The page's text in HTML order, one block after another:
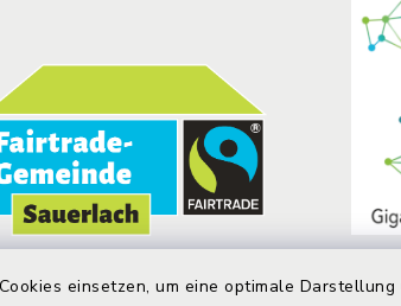
einsetzen, um eine optimale